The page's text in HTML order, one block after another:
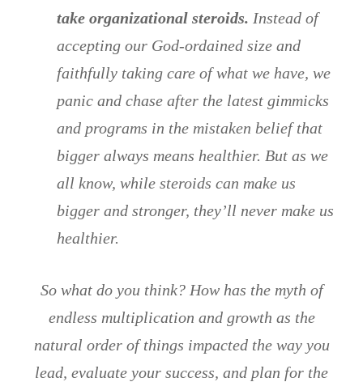
take organizational steroids. Instead of
accepting our God-ordained size and
faithfully taking care of what we have, we
panic and chase after the latest gimmicks
and programs in the mistaken belief that
bigger always means healthier. But as we
all know, while steroids can make us
bigger and stronger, they’ll never make us
healthier.
So what do you think? How has the myth of
endless multiplication and growth as the
natural order of things impacted the way you
lead, evaluate your success, and plan for the